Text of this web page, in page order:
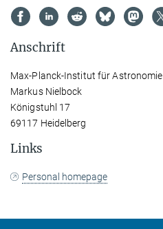
Anschrift
Max-Planck-Institut für Astronomie
Markus Nielbock
Königstuhl 17
69117 Heidelberg
Links
Personal homepage